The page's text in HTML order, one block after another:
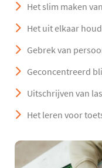
Het slim maken
Het uit elkaar
Gebrek van
Geconcentreerd
Uitschrijven van
Het leren voor